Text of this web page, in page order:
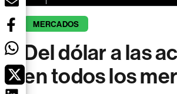
MERCADOS
Del dólar a las
en todos los